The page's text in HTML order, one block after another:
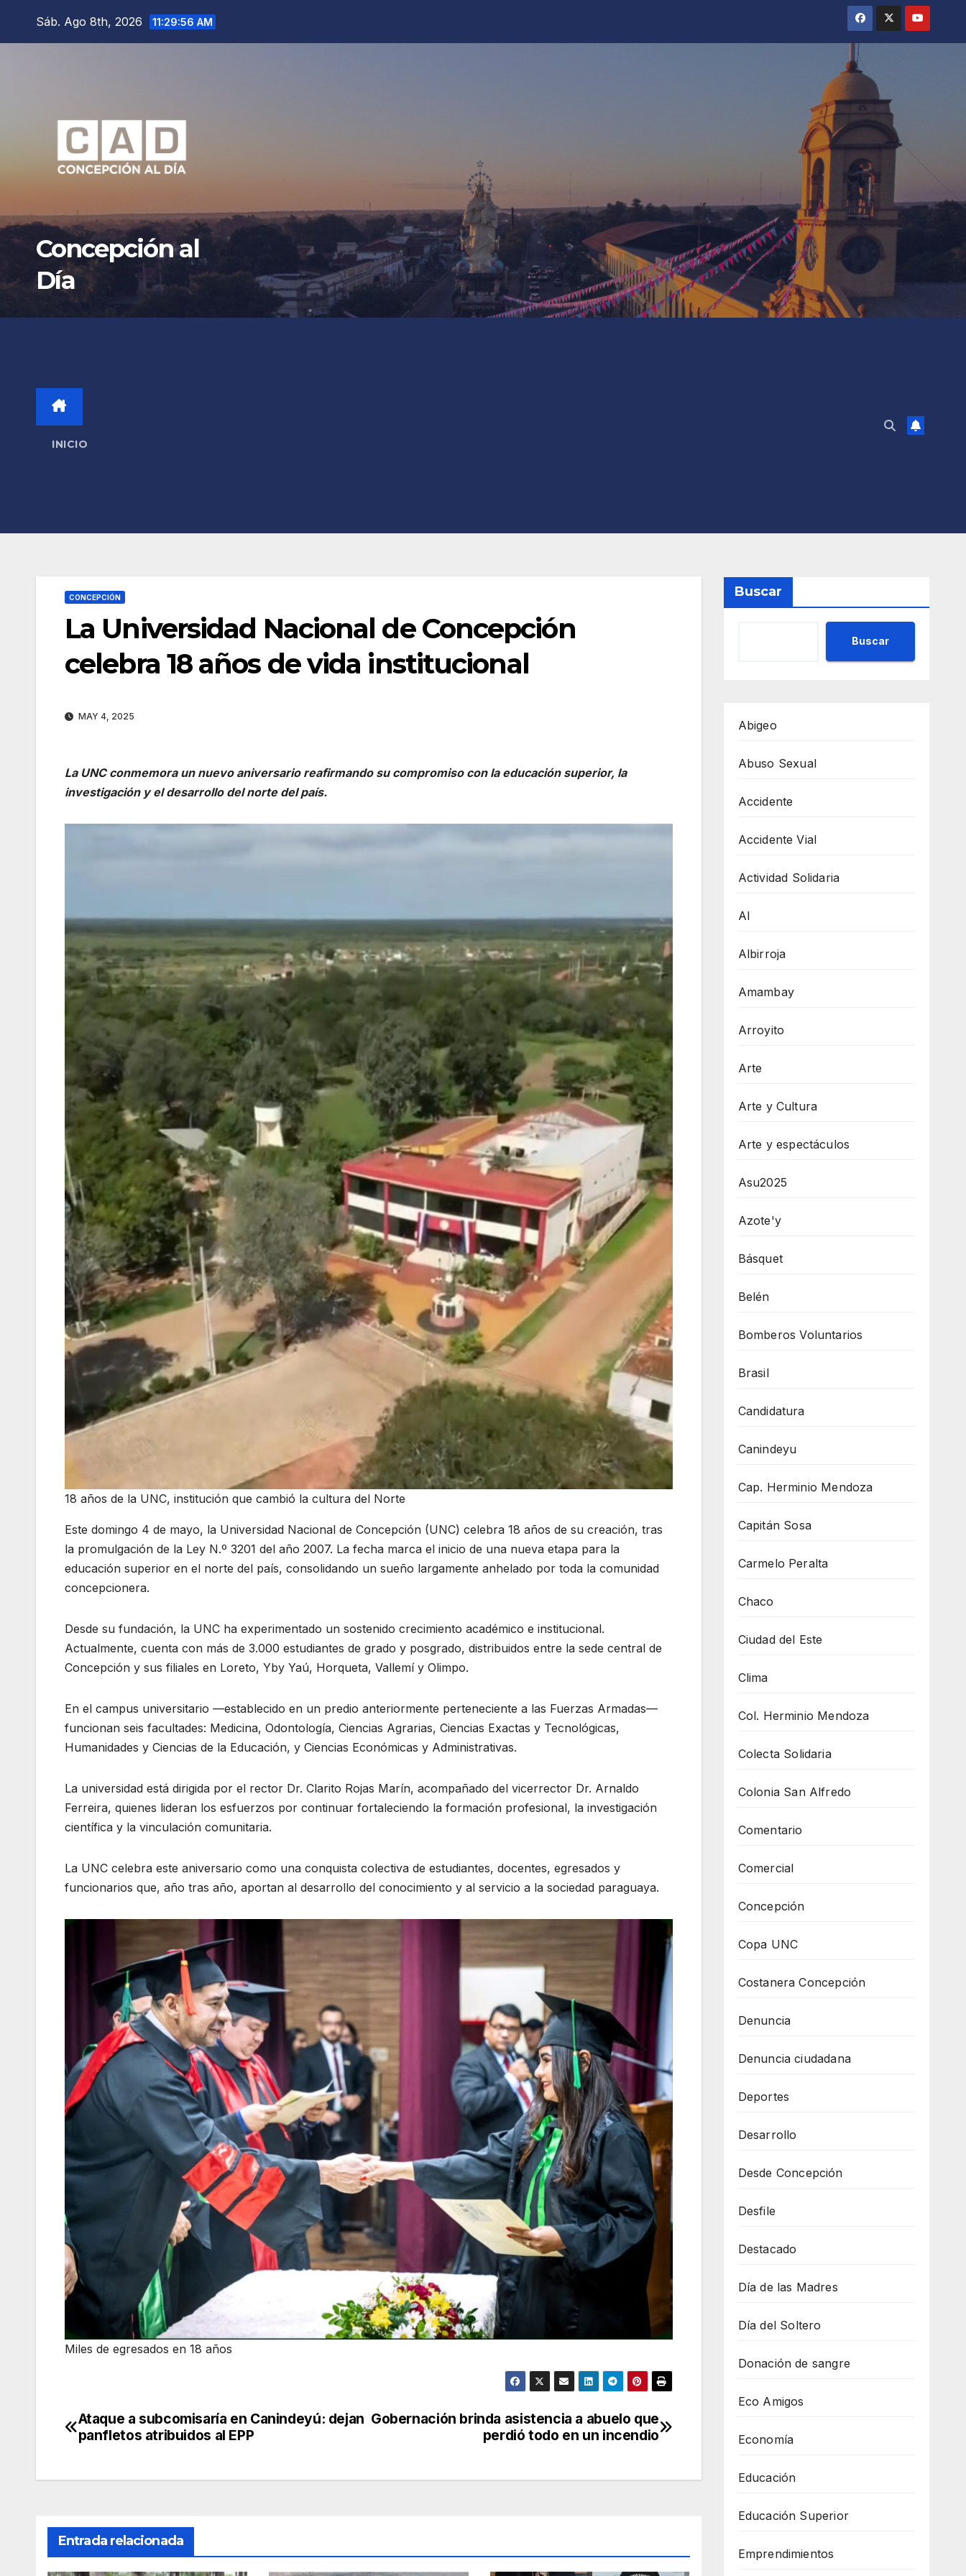
Sáb. Ago 8th, 2026 11:29:59 AM
Concepción al
Día
INICIO
CONCEPCIÓN
La Universidad Nacional de Concepción
celebra 18 años de vida institucional
MAY 4, 2025
La UNC conmemora un nuevo aniversario reafirmando su compromiso con la educación superior, la
investigación y el desarrollo del norte del país.
18 años de la UNC, institución que cambió la cultura del Norte
Este domingo 4 de mayo, la Universidad Nacional de Concepción (UNC) celebra 18 años de su creación, tras
la promulgación de la Ley N.º 3201 del año 2007. La fecha marca el inicio de una nueva etapa para la
educación superior en el norte del país, consolidando un sueño largamente anhelado por toda la comunidad
concepcionera.
Desde su fundación, la UNC ha experimentado un sostenido crecimiento académico e institucional.
Actualmente, cuenta con más de 3.000 estudiantes de grado y posgrado, distribuidos entre la sede central de
Concepción y sus filiales en Loreto, Yby Yaú, Horqueta, Vallemí y Olimpo.
En el campus universitario —establecido en un predio anteriormente perteneciente a las Fuerzas Armadas—
funcionan seis facultades: Medicina, Odontología, Ciencias Agrarias, Ciencias Exactas y Tecnológicas,
Humanidades y Ciencias de la Educación, y Ciencias Económicas y Administrativas.
La universidad está dirigida por el rector Dr. Clarito Rojas Marín, acompañado del vicerrector Dr. Arnaldo
Ferreira, quienes lideran los esfuerzos por continuar fortaleciendo la formación profesional, la investigación
científica y la vinculación comunitaria.
La UNC celebra este aniversario como una conquista colectiva de estudiantes, docentes, egresados y
funcionarios que, año tras año, aportan al desarrollo del conocimiento y al servicio a la sociedad paraguaya.
Miles de egresados en 18 años
Navegación
entradas
Gobernación brinda asistencia a abuelo que
perdió todo en un incendio
Ataque a subcomisaría en Canindeyú: dejan
panfletos atribuidos al EPP
Entrada relacionada
Buscar
Buscar
Abigeo
Abuso Sexual
Accidente
Accidente Vial
Actividad Solidaria
AI
Albirroja
Amambay
Arroyito
Arte
Arte y Cultura
Arte y espectáculos
Asu2025
Azote'y
Básquet
Belén
Bomberos Voluntarios
Brasil
Candidatura
Canindeyu
Cap. Herminio Mendoza
Capitán Sosa
Carmelo Peralta
Chaco
Ciudad del Este
Clima
Col. Herminio Mendoza
Colecta Solidaria
Colonia San Alfredo
Comentario
Comercial
Concepción
Copa UNC
Costanera Concepción
Denuncia
Denuncia ciudadana
Deportes
Desarrollo
Desde Concepción
Desfile
Destacado
Día de las Madres
Día del Soltero
Donación de sangre
Eco Amigos
Economía
Educación
Educación Superior
Emprendimientos